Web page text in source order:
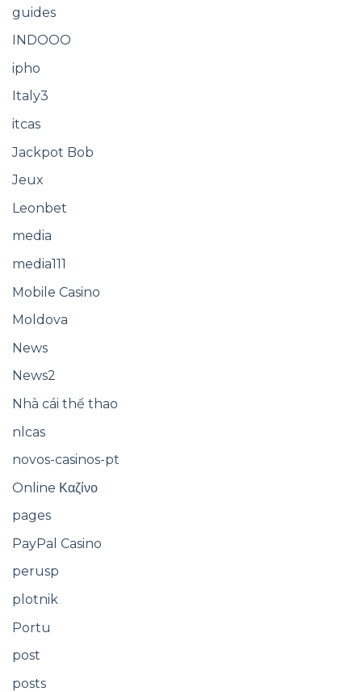
guides
INDOOO
ipho
Italy3
itcas
Jackpot Bob
Jeux
Leonbet
media
media111
Mobile Casino
Moldova
News
News2
Nhà cái thể thao
nlcas
novos-casinos-pt
Online Καζίνο
pages
PayPal Casino
perusp
plotnik
Portu
post
posts